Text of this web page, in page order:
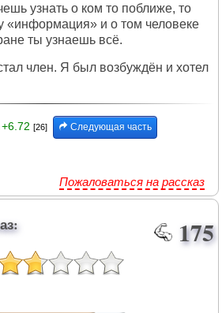
узнать о ком то поближе, то
«информация» и о том человеке
ты узнаешь всё.
член. Я был возбуждён и хотел
+6.72 [26] Следующая часть
Пожаловаться на рассказ
175